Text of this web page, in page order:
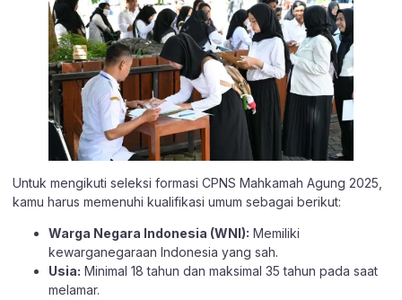
Untuk mengikuti seleksi formasi CPNS Mahkamah Agung 2025,
kamu harus memenuhi kualifikasi umum sebagai berikut:
Warga Negara Indonesia (WNI): Memiliki
kewarganegaraan Indonesia yang sah.
Usia: Minimal 18 tahun dan maksimal 35 tahun pada saat
melamar.